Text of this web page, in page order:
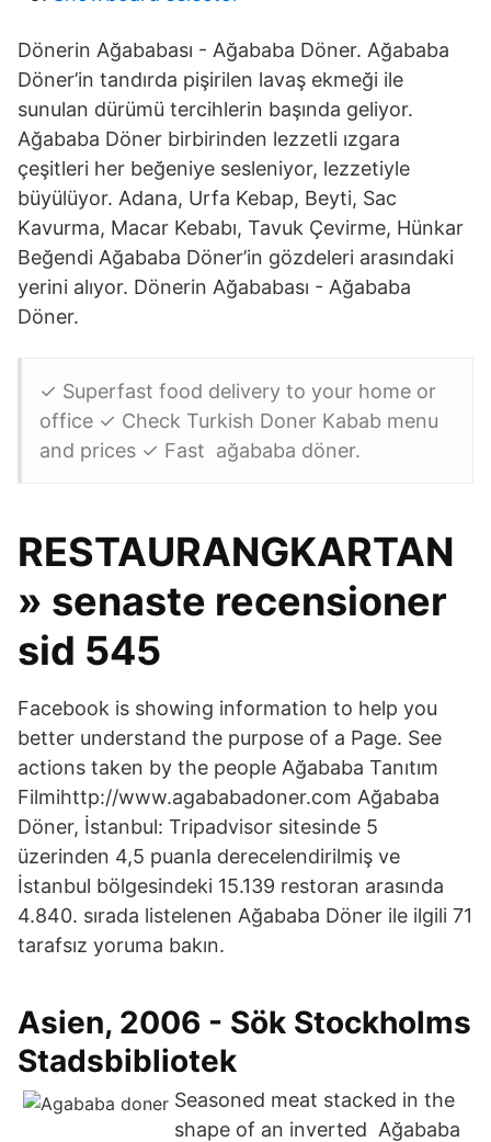
Dönerin Ağababası - Ağababa Döner. Ağababa
Döner’in tandırda pişirilen lavaş ekmeği ile
sunulan dürümü tercihlerin başında geliyor.
Ağababa Döner birbirinden lezzetli ızgara
çeşitleri her beğeniye sesleniyor, lezzetiyle
büyülüyor. Adana, Urfa Kebap, Beyti, Sac
Kavurma, Macar Kebabı, Tavuk Çevirme, Hünkar
Beğendi Ağababa Döner’in gözdeleri arasındaki
yerini alıyor. Dönerin Ağababası - Ağababa
Döner.
✓ Superfast food delivery to your home or
office ✓ Check Turkish Doner Kabab menu
and prices ✓ Fast ağababa döner.
RESTAURANGKARTAN
» senaste recensioner
sid 545
Facebook is showing information to help you
better understand the purpose of a Page. See
actions taken by the people Ağababa Tanıtım
Filmihttp://www.agababadoner.com Ağababa
Döner, İstanbul: Tripadvisor sitesinde 5
üzerinden 4,5 puanla derecelendirilmiş ve
İstanbul bölgesindeki 15.139 restoran arasında
4.840. sırada listelenen Ağababa Döner ile ilgili 71
tarafsız yoruma bakın.
Asien, 2006 - Sök Stockholms
Stadsbibliotek
Seasoned meat stacked in the
shape of an inverted Ağababa